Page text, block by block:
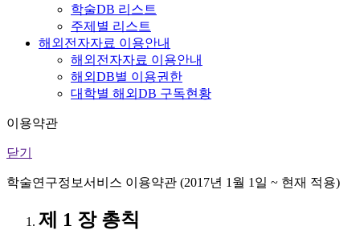
학술DB 리스트
주제별 리스트
해외전자자료 이용안내
해외전자자료 이용안내
해외DB별 이용권한
대학별 해외DB 구독현황
이용약관
닫기
학술연구정보서비스 이용약관 (2017년 1월 1일 ~ 현재 적용)
제 1 장 총칙